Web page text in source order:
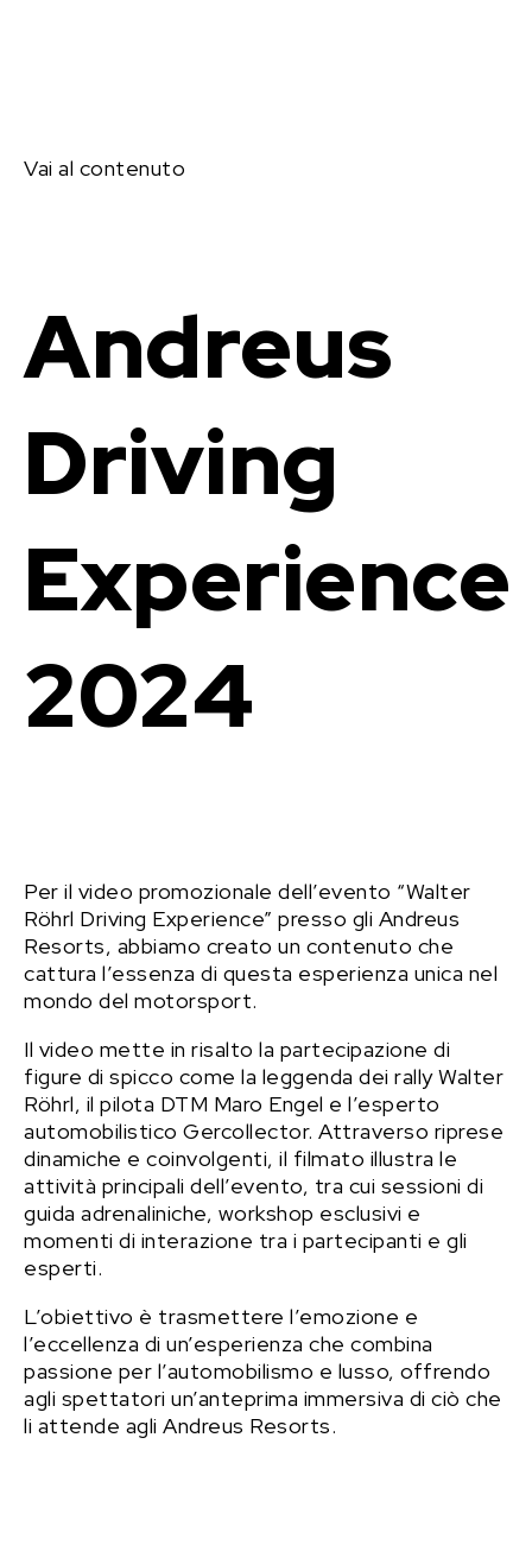
Vai al contenuto
Andreus
Driving
Experience
2024
Per il video promozionale dell’evento “Walter
Röhrl Driving Experience” presso gli Andreus
Resorts, abbiamo creato un contenuto che
cattura l’essenza di questa esperienza unica nel
mondo del motorsport.
Il video mette in risalto la partecipazione di
figure di spicco come la leggenda dei rally Walter
Röhrl, il pilota DTM Maro Engel e l’esperto
automobilistico Gercollector. Attraverso riprese
dinamiche e coinvolgenti, il filmato illustra le
attività principali dell’evento, tra cui sessioni di
guida adrenaliniche, workshop esclusivi e
momenti di interazione tra i partecipanti e gli
esperti.
L’obiettivo è trasmettere l’emozione e
l’eccellenza di un’esperienza che combina
passione per l’automobilismo e lusso, offrendo
agli spettatori un’anteprima immersiva di ciò che
li attende agli Andreus Resorts.